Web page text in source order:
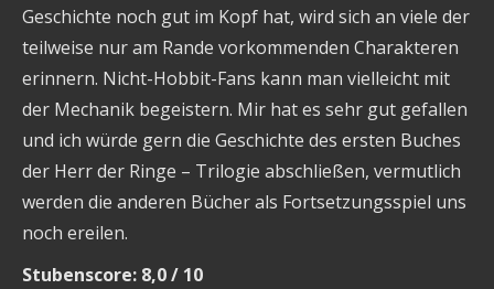
Geschichte noch gut im Kopf hat, wird sich an viele der
teilweise nur am Rande vorkommenden Charakteren
erinnern. Nicht-Hobbit-Fans kann man vielleicht mit
der Mechanik begeistern. Mir hat es sehr gut gefallen
und ich würde gern die Geschichte des ersten Buches
der Herr der Ringe – Trilogie abschließen, vermutlich
werden die anderen Bücher als Fortsetzungsspiel uns
noch ereilen.
Stubenscore: 8,0 / 10